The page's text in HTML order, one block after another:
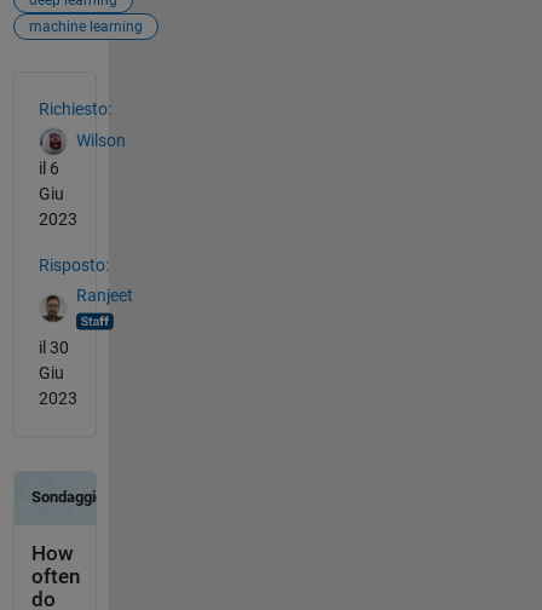
machine learning
Richiesto:
Wilson
il 6
Giu
2023
Risposto:
Ranjeet
il 30
Giu
2023